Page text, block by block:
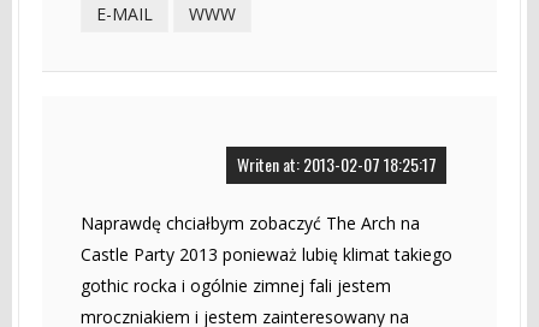
E-MAIL WWW
Writen at: 2013-02-07 18:25:17
Naprawdę chciałbym zobaczyć The Arch na
Castle Party 2013 ponieważ lubię klimat takiego
gothic rocka i ogólnie zimnej fali jestem
mroczniakiem i jestem zainteresowany na